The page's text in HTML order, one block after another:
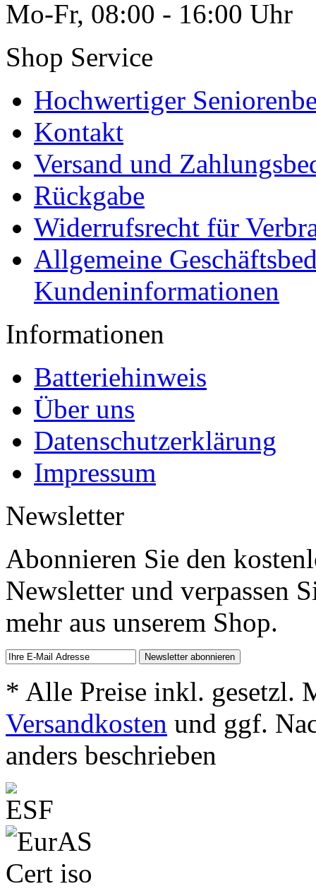
Mo-Fr, 08:00 - 16:00 Uhr
Shop Service
Hochwertiger
Kontakt
Versand und
Rückgabe
Widerrufsrecht für
Allgemeine
Kundeninformationen
Informationen
Batteriehinweis
Über uns
Datenschutzerklärung
Impressum
Newsletter
Abonnieren Sie den
Newsletter und verpassen
mehr aus unserem Shop.
* Alle Preise inkl. gesetzl.
Versandkosten und ggf.
anders beschrieben